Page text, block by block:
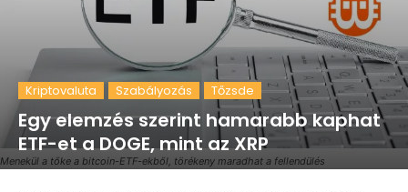
Menekül a tőke a bitcoin-ETF-ekből, törékeny maradhat a fellendülés
Kriptovaluta Szabályozás Tőzsde
Egy elemzés szerint hamarabb kaphat
ETF-et a DOGE, mint az XRP